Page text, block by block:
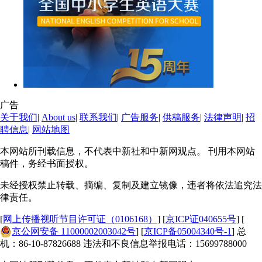
广告
关于我们| About us| 联系我们| 广告服务| 供稿服务| 法律声明| 招
聘信息| 网站地图
本网站所刊载信息，不代表中新社和中新网观点。 刊用本网站
稿件，务经书面授权。
未经授权禁止转载、摘编、复制及建立镜像，违者将依法追究法
律责任。
[网上传播视听节目许可证（0106168） ] [京ICP证040655号] [
京公网安备 11000002003042号] [京ICP备05004340号-1] 总
机：86-10-87826688 违法和不良信息举报电话：15699788000